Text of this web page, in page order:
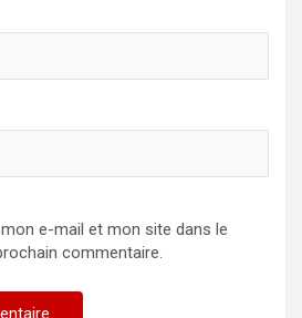
e-mail et mon site dans le
commentaire.